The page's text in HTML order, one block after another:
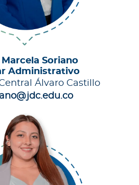
Marcela Soriano
Administrativo
Álvaro Castillo